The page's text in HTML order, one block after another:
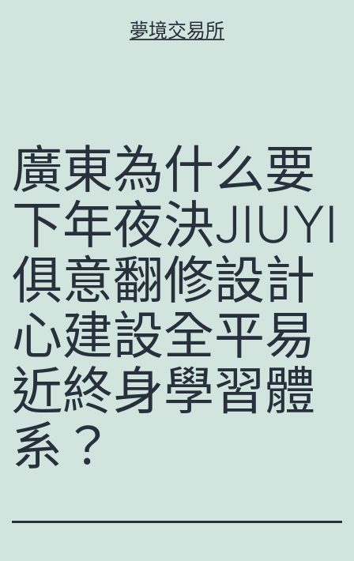
夢境交易所
廣東為什么要
下年夜決JIUYI
俱意翻修設計
心建設全平易
近終身學習體
系？